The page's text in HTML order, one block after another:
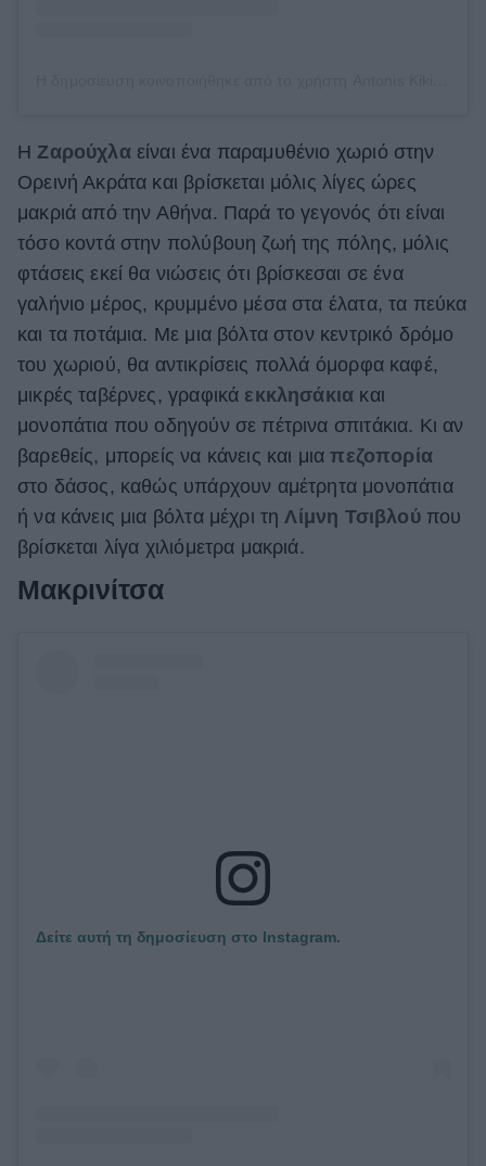
H Ζαρούχλα είναι ένα παραμυθένιο χωριό στην
Ορεινή Ακράτα και βρίσκεται μόλις λίγες ώρες
μακριά από την Αθήνα. Παρά το γεγονός ότι είναι
τόσο κοντά στην πολύβουη ζωή της πόλης, μόλις
φτάσεις εκεί θα νιώσεις ότι βρίσκεσαι σε ένα
γαλήνιο μέρος, κρυμμένο μέσα στα έλατα, τα πεύκα
και τα ποτάμια. Με μια βόλτα στον κεντρικό δρόμο
του χωριού, θα αντικρίσεις πολλά όμορφα καφέ,
μικρές ταβέρνες, γραφικά εκκλησάκια και
μονοπάτια που οδηγούν σε πέτρινα σπιτάκια. Κι αν
βαρεθείς, μπορείς να κάνεις και μιαπεζοπορία
στο δάσος, καθώς υπάρχουν αμέτρητα μονοπάτια
ή να κάνεις μια βόλτα μέχρι τη Λίμνη Τσιβλούπου
βρίσκεται λίγα χιλιόμετρα μακριά.
Μακρινίτσα
Δείτε αυτή τη δημοσίευση στο Instagram.